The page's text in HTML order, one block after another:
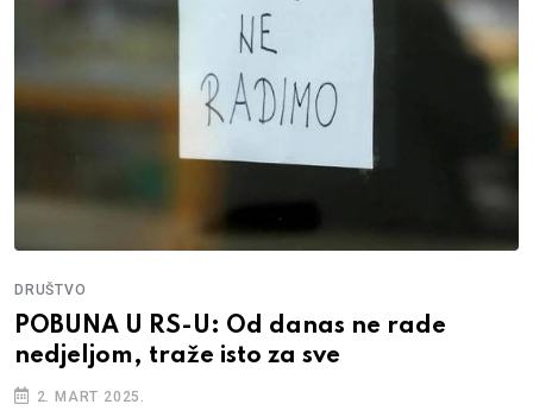
DRUŠTVO
POBUNA U RS-U: Od danas ne rade
nedjeljom, traže isto za sve
2. MART 2025.